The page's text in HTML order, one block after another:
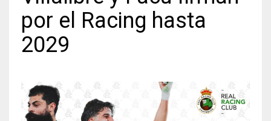
por el Racing hasta
2029